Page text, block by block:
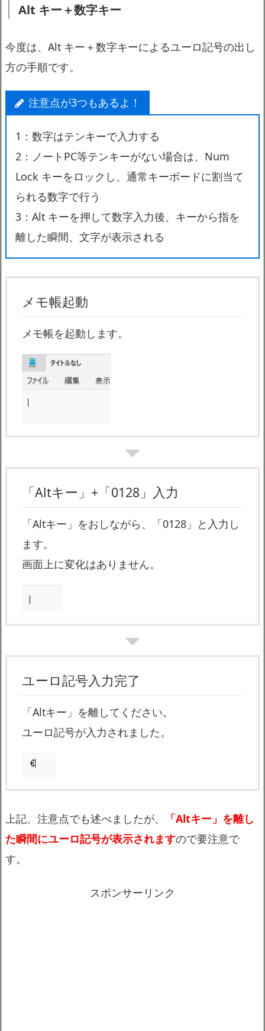
Alt キー＋数字キー
今度は、Alt キー＋数字キーによるユーロ記号の出し
方の手順です。
注意点が3つもあるよ！
1：数字はテンキーで入力する
2：ノートPC等テンキーがない場合は、Num
Lock キーをロックし、通常キーボードに割当て
られる数字で行う
3：Alt キーを押して数字入力後、キーから指を
離した瞬間、文字が表示される
メモ帳起動
メモ帳を起動します。
「Altキー」+「0128」入力
「Altキー」をおしながら、「0128」と入力し
ます。
画面上に変化はありません。
ユーロ記号入力完了
「Altキー」を離してください。
ユーロ記号が入力されました。
上記、注意点でも述べましたが、
「Altキー」を離し
た瞬間にユーロ記号が表示されますので要注意で
す。
スポンサーリンク